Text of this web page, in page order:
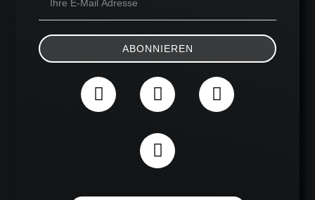
ABONNIEREN